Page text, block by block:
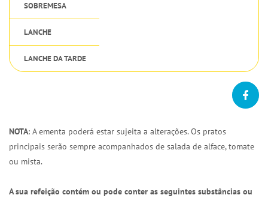
SOBREMESA
LANCHE
LANCHE DA TARDE
NOTA: A ementa poderá estar sujeita a alterações. Os pratos
principais serão sempre acompanhados de salada de alface, tomate
ou mista.
A sua refeição contém ou pode conter as seguintes substâncias ou